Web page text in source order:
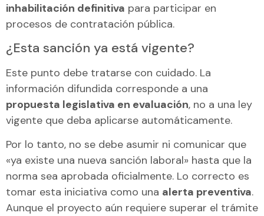
inhabilitación definitiva para participar en
procesos de contratación pública.
¿Esta sanción ya está vigente?
Este punto debe tratarse con cuidado. La
información difundida corresponde a una
propuesta legislativa en evaluación, no a una ley
vigente que deba aplicarse automáticamente.
Por lo tanto, no se debe asumir ni comunicar que
«ya existe una nueva sanción laboral» hasta que la
norma sea aprobada oficialmente. Lo correcto es
tomar esta iniciativa como una alerta preventiva.
Aunque el proyecto aún requiere superar el trámite